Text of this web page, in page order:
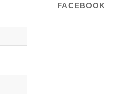
FACEBOOK